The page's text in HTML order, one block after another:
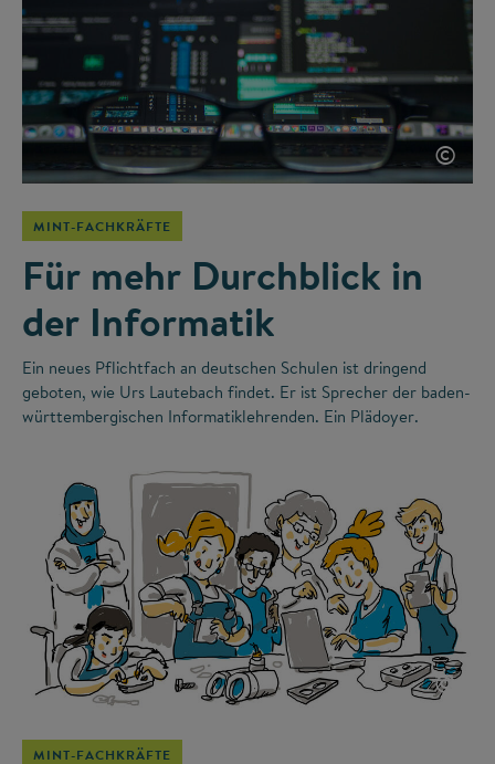
©
MINT-FACHKRÄFTE
Für mehr Durchblick in
der Informatik
Ein neues Pflichtfach an deutschen Schulen ist dringend
geboten, wie Urs Lautebach findet. Er ist Sprecher der baden-
württembergischen Informatiklehrenden. Ein Plädoyer.
©
MINT-FACHKRÄFTE